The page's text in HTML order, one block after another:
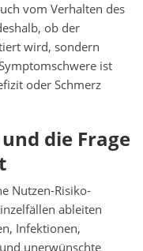
vom Verhalten des
ob der
wird, sondern
ist
oder Schmerz
die Frage
Nutzen-Risiko-
ableiten
Infektionen,
unerwünschte